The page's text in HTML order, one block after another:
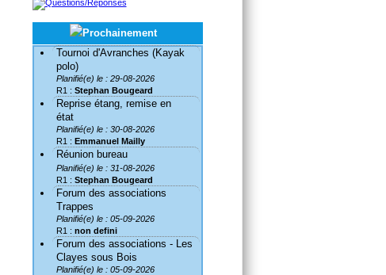
Tournoi d'Avranches (Kayak
polo)
Planifié(e) le : 29-08-2026
R1 : Stephan Bougeard
Reprise étang, remise en
état
Planifié(e) le : 30-08-2026
R1 : Emmanuel Mailly
Réunion bureau
Planifié(e) le : 31-08-2026
R1 : Stephan Bougeard
Forum des associations
Trappes
Planifié(e) le : 05-09-2026
R1 : non defini
Forum des associations - Les
Clayes sous Bois
Planifié(e) le : 05-09-2026